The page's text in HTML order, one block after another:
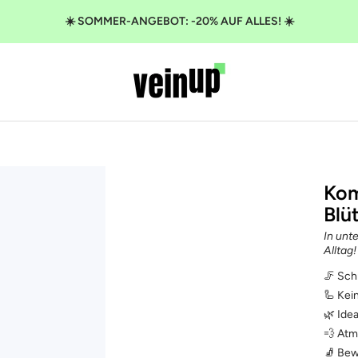
☀️ SOMMER-ANGEBOT: -20% AUF ALLES! ☀️
In
Alltag!
🦵
🦾
🌿
💨
🧦